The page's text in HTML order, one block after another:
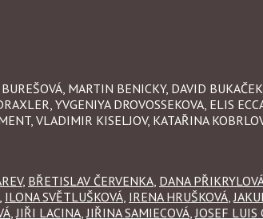
MARTIN BENICKY, DAVID
YVGENIYA DROVOSSEKOVA, ELIS
VLADIMIR KISELJOV, KATAŘINA
, BŘETISLAV ČERVENKA DANA
ILONA SVĚTLUŠKOVÁ IRENA HRUŠKOVÁ
JIŘI LACINA JIŘINA SAMIECOVÁ JOSEF